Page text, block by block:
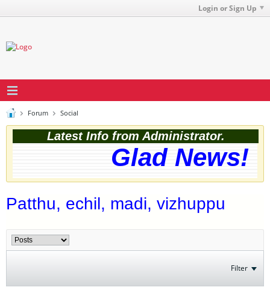
Login or Sign Up
Forum Social
Latest Info from Administrator.
Glad News!
Patthu, echil, madi, vizhuppu
Filter